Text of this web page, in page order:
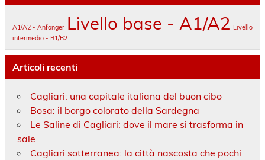
A1/A2 - Anfänger Livello base - A1/A2 Livello
intermedio - B1/B2
Articoli recenti
Cagliari: una capitale italiana del buon cibo
Bosa: il borgo colorato della Sardegna
Le Saline di Cagliari: dove il mare si trasforma in
sale
Cagliari sotterranea: la città nascosta che pochi